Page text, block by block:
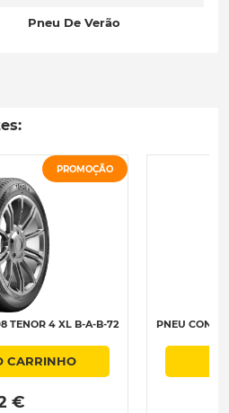
Pneu De Verão
PROMOÇÃO
TENOR 4 XL B-A-B-72
CARRINHO
€
PNEU